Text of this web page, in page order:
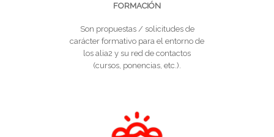
FORMACIÓN
Son propuestas / solicitudes de
carácter formativo para el entorno de
los alia2 y su red de contactos
(cursos, ponencias, etc.).